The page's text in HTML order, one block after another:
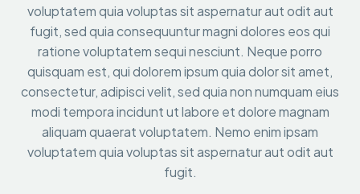
voluptatem quia voluptas sit aspernatur aut odit aut
fugit, sed quia consequuntur magni dolores eos qui
ratione voluptatem sequi nesciunt. Neque porro
quisquam est, qui dolorem ipsum quia dolor sit amet,
consectetur, adipisci velit, sed quia non numquam eius
modi tempora incidunt ut labore et dolore magnam
aliquam quaerat voluptatem. Nemo enim ipsam
voluptatem quia voluptas sit aspernatur aut odit aut
fugit.